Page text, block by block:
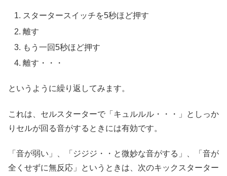
スタータースイッチを5秒ほど押す
離す
もう一回5秒ほど押す
離す・・・
というように繰り返してみます。
これは、セルスターターで「キュルルル・・・」としっか
りセルが回る音がするときには有効です。
「音が弱い」、「ジジジ・・と微妙な音がする」、「音が
全くせずに無反応」というときは、次のキックスターター